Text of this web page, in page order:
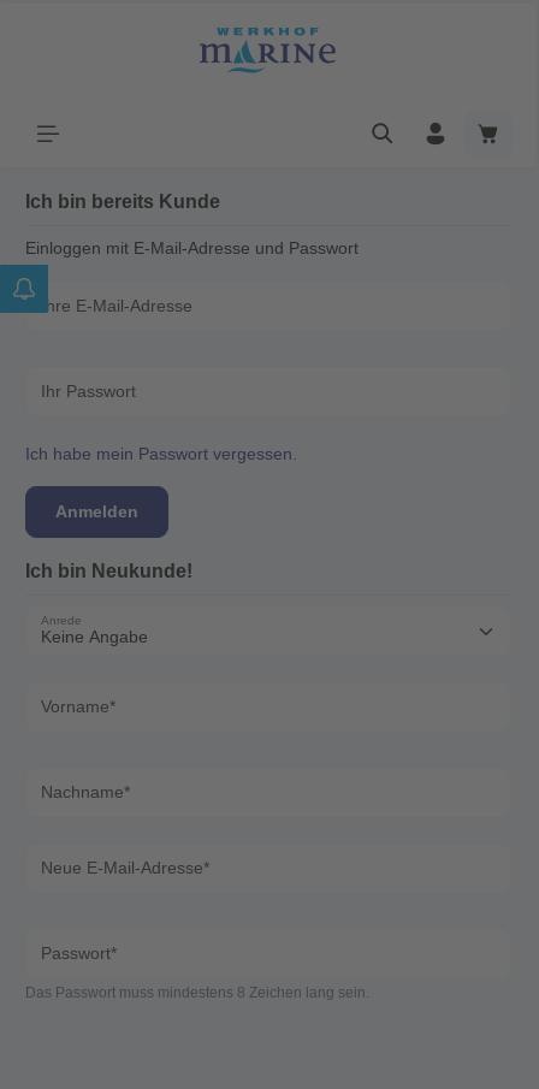
Ich bin bereits Kunde
Einloggen mit E-Mail-Adresse und Passwort
Ihre E-Mail-Adresse
Ihr Passwort
Ich habe mein Passwort vergessen.
Anmelden
Ich bin Neukunde!
Anrede
Vorname*
Nachname*
Neue E-Mail-Adresse*
Passwort*
Das Passwort muss mindestens 8 Zeichen lang sein.